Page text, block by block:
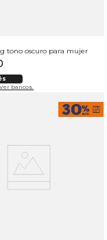
tono oscuro para mujer
Ver bancos.